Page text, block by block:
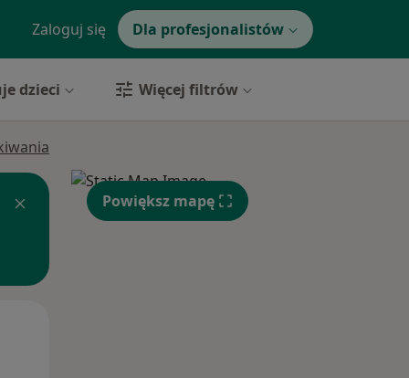
Zaloguj się Dla profesjonalistów
dzieci Więcej filtrów
Powiększ mapę